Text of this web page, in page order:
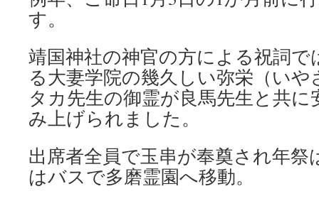
す。
靖国神社の神官の方による祝詞で
る大妻学院の幾久しい弥栄（い
タカ先生の御霊が良馬先生と共
み上げられました。
出席者全員で玉串が奉奠され年祭
はバスで多磨霊園へ移動。